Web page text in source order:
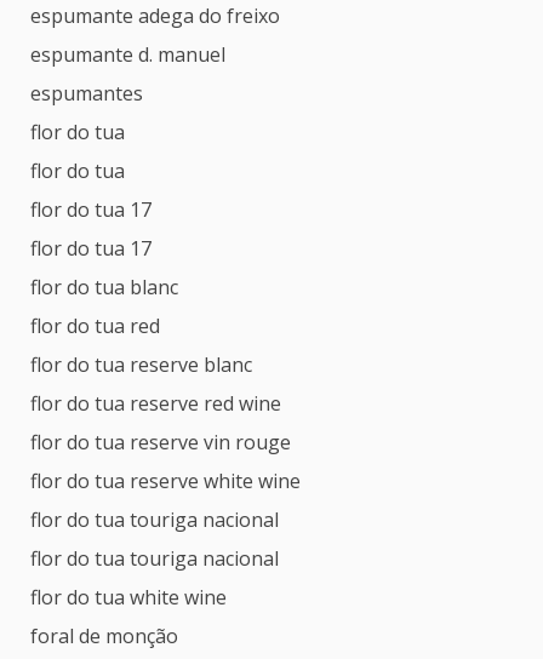
espumante adega do freixo
espumante d. manuel
espumantes
flor do tua
flor do tua
flor do tua 17
flor do tua 17
flor do tua blanc
flor do tua red
flor do tua reserve blanc
flor do tua reserve red wine
flor do tua reserve vin rouge
flor do tua reserve white wine
flor do tua touriga nacional
flor do tua touriga nacional
flor do tua white wine
foral de monção